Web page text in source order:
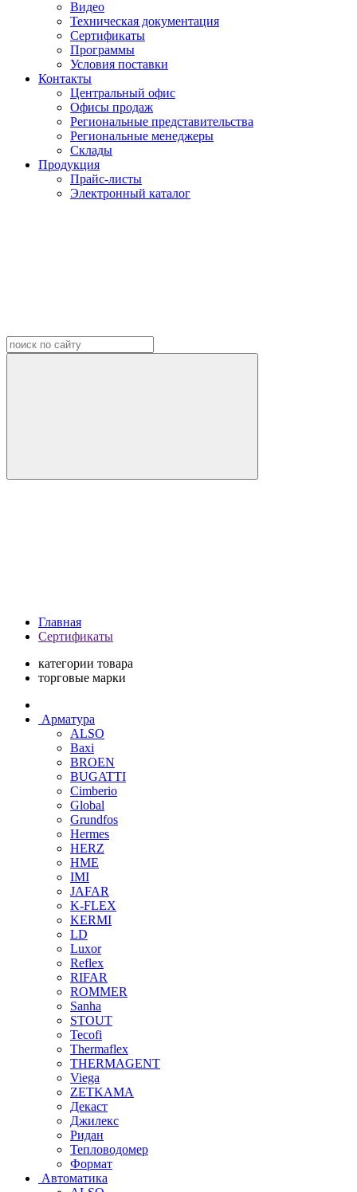
Видео
Техническая документация
Сертификаты
Программы
Условия поставки
Контакты
Центральный офис
Офисы продаж
Региональные представительства
Региональные менеджеры
Склады
Продукция
Прайс-листы
Электронный каталог
Главная
Сертификаты
категории товара
торговые марки
Арматура
ALSO
Baxi
BROEN
BUGATTI
Cimberio
Global
Grundfos
Hermes
HERZ
HME
IMI
JAFAR
K-FLEX
KERMI
LD
Luxor
Reflex
RIFAR
ROMMER
Sanha
STOUT
Tecofi
Thermaflex
THERMAGENT
Viega
ZETKAMA
Декаст
Джилекс
Ридан
Тепловодомер
Формат
Автоматика